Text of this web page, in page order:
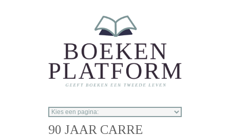
90 JAAR CARRE